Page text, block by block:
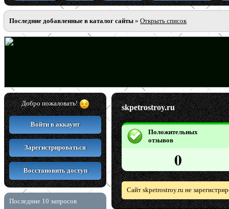
Последние добавленные в каталог сайты » Открыть список
Добро пожаловать!
Войти в аккаунт
Зарегистрироваться
Восстановить доступ
Последние 10 запросов
skpetrostroy.ru
Положительных
отзывов
0
Сайт skpetrostroy.ru не